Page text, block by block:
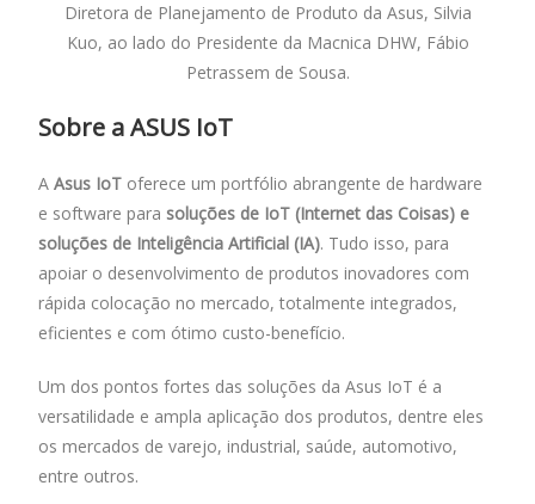
Diretora de Planejamento de Produto da Asus, Silvia
Kuo, ao lado do Presidente da Macnica DHW, Fábio
Petrassem de Sousa.
Sobre aASUS IoT
AAsus IoT oferece um portfólio abrangente de hardware
e software para soluções de IoT (Internet das Coisas) e
soluções de Inteligência Artificial (IA). Tudo isso, para
apoiar o desenvolvimento de produtos inovadores com
rápida colocação no mercado, totalmente integrados,
eficientes e com ótimo custo-benefício.
Um dos pontos fortes das soluções da Asus IoT é a
versatilidade e ampla aplicação dos produtos, dentre eles
os mercados de varejo, industrial, saúde, automotivo,
entre outros.